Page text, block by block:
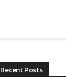
Recent Posts